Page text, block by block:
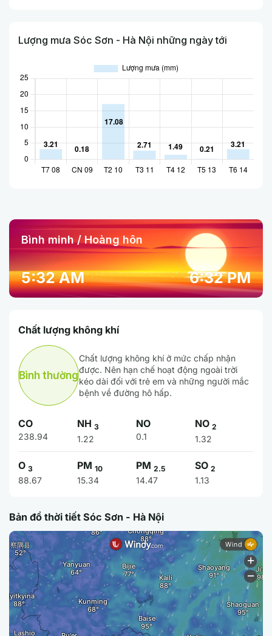
Lượng mưa Sóc Sơn - Hà Nội những ngày tới
Bình minh / Hoàng hôn
5:32 AM 6:32 PM
Chất lượng không khí
Bình thường
Chất lượng không khí ở mức chấp nhận
được. Nên hạn chế hoạt động ngoài trời
kéo dài đối với trẻ em và những người mắc
bệnh về đường hô hấp.
CO
238.94
NH 3
1.22
NO
0.1
NO 2
1.32
O 3
88.67
PM 10
15.34
PM 2.5
14.47
SO 2
1.13
Bản đồ thời tiết Sóc Sơn - Hà Nội